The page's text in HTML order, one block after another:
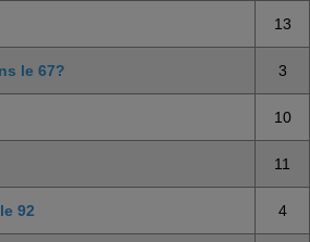
13
le 67? 3
10
11
92 4